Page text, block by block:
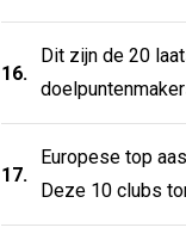
16.
Dit zijn de 20
17.
Europese top
Deze 10